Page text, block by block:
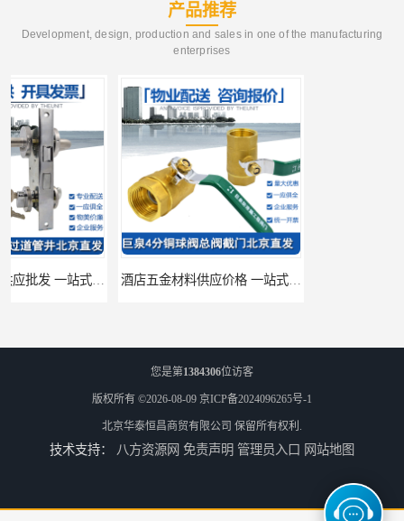
产品推荐
Development, design, production and sales in one of the manufacturing
enterprises
酒店五金材料供应价格 一站式配送
脸盆冷热水龙头批发商 水龙头冷热洗脸盆池 全城配送 厨房冷热水龙头批发 三孔面盆通用中珠 24小时内送达
您是第1384306位访客
版权所有 ©2026-08-09 京ICP备2024096265号-1
北京华泰恒昌商贸有限公司 保留所有权利.
技术支持： 八方资源网 免责声明 管理员入口 网站地图